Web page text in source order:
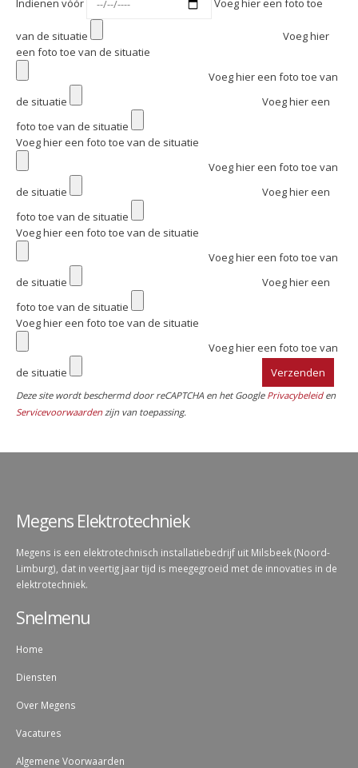
Indienen vóór Voeg hier een foto toe
van de situatie
Voeg hier
een foto toe van de situatie
Voeg hier een foto toe van
de situatie
Voeg hier een
foto toe van de situatie
Voeg hier een foto toe van de situatie
Voeg hier een foto toe van
de situatie
Voeg hier een
foto toe van de situatie
Voeg hier een foto toe van de situatie
Voeg hier een foto toe van
de situatie
Voeg hier een
foto toe van de situatie
Voeg hier een foto toe van de situatie
Voeg hier een foto toe van
de situatie
Deze site wordt beschermd door reCAPTCHA en het Google Privacybeleiden
Servicevoorwaarden zijn van toepassing.
Megens Elektrotechniek
Megens is een elektrotechnisch installatiebedrijf uit Milsbeek (Noord-
Limburg), dat in veertig jaar tijd is meegegroeid met de innovaties in de
elektrotechniek.
Snelmenu
Home
Diensten
Over Megens
Vacatures
Algemene Voorwaarden